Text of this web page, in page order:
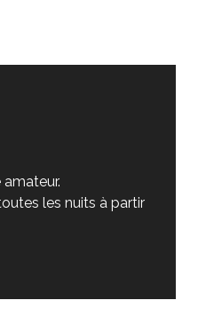
amateur.
les nuits à partir